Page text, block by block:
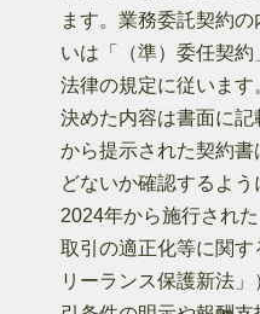
ます。業務委託契約
いは「（準）委任契約
法律の規定に従います
決めた内容は書面に記
から提示された契約
どないか確認するよう
2024年から施行され
取引の適正化等に関
リーランス保護新法